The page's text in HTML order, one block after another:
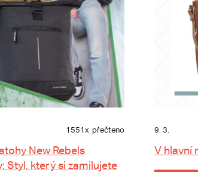
1551x přečteno
New Rebels
Styl, který si zamilujete
9. 3.
V hlavní